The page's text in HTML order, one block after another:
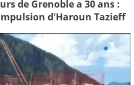
de Grenoble a 30 ans :
d'Haroun Tazieff